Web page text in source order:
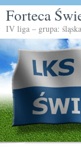
Forteca
IV liga – grupa: